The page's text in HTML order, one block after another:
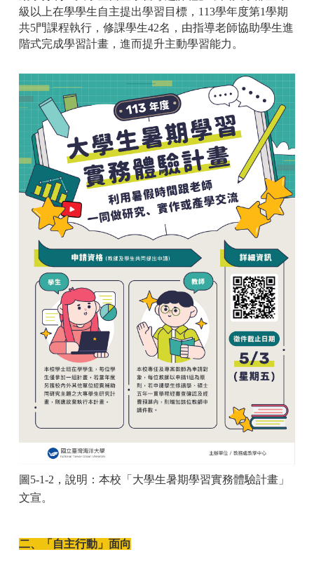
級以上在學學生自主提出學習目標，113學年度第1學期
共5門課程執行，修課學生42名，由指導老師協助學生進
階式完成學習計畫，進而提升主動學習能力。
圖5-1-2，說明：本校「大學生暑期學習實務體驗計畫」
文宣。
二、「自主行動」面向